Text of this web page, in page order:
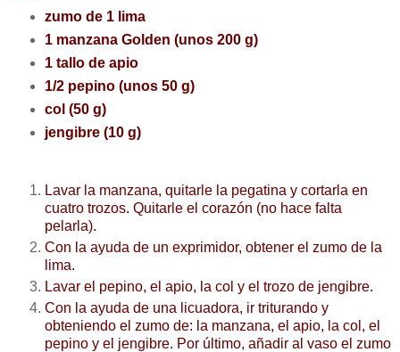
zumo de 1 lima
1 manzana Golden (unos 200 g)
1 tallo de apio
1/2 pepino (unos 50 g)
col (50 g)
jengibre (10 g)
Lavar la manzana, quitarle la pegatina y cortarla en
cuatro trozos. Quitarle el corazón (no hace falta
pelarla).
Con la ayuda de un exprimidor, obtener el zumo de la
lima.
Lavar el pepino, el apio, la col y el trozo de jengibre.
Con la ayuda de una licuadora, ir triturando y
obteniendo el zumo de: la manzana, el apio, la col, el
pepino y el jengibre. Por último, añadir al vaso el zumo